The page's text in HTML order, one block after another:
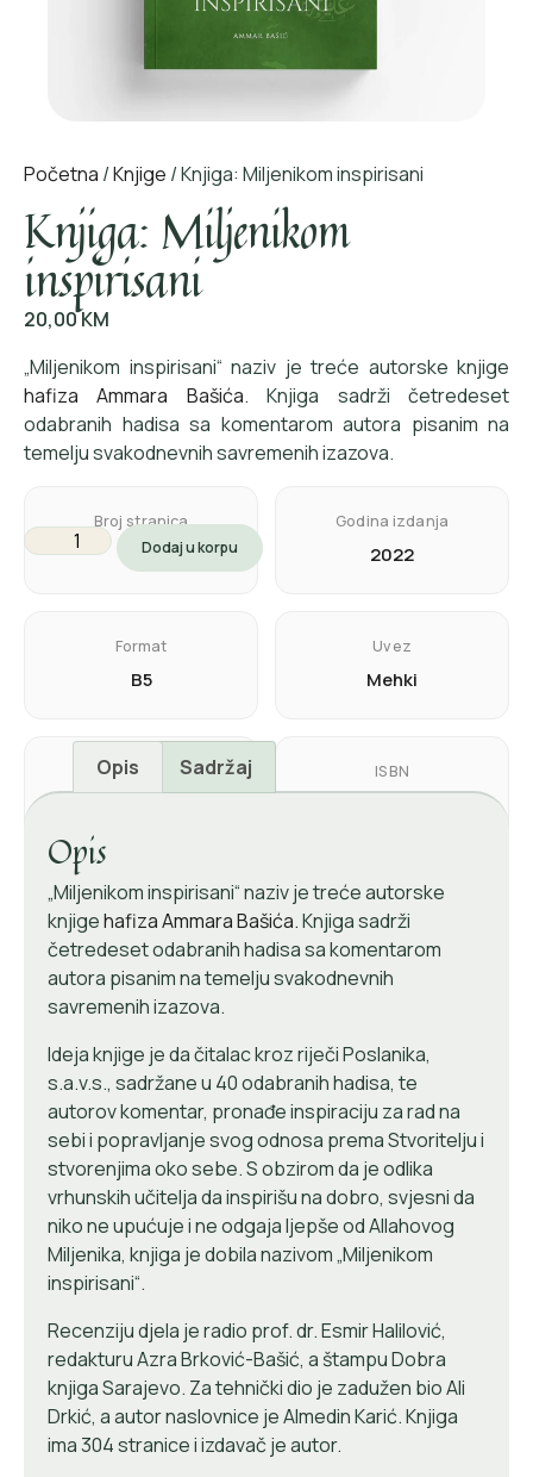
Početna /Knjige / Knjiga: Miljenikom inspirisani
Knjiga: Miljenikom
inspirisani
20,00KM
„Miljenikom inspirisani“ naziv je treće autorske knjige
hafiza Ammara Bašića. Knjiga sadrži četredeset
odabranih hadisa sa komentarom autora pisanim na
temelju svakodnevnih savremenih izazova.
Broj stranica
302
Godina izdanja
2022
Format
B5
Uvez
Mehki
Jezik ISBN
Dodaj u korpu
Opis Sadržaj
Opis
„Miljenikom inspirisani“ naziv je treće autorske
knjigehafiza Ammara Bašića.Knjiga sadrži
četredeset odabranih hadisa sa komentarom
autora pisanim na temelju svakodnevnih
savremenih izazova.
Ideja knjige je da čitalac kroz riječi Poslanika,
s.a.v.s., sadržane u 40 odabranih hadisa, te
autorov komentar, pronađe inspiraciju za rad na
sebi i popravljanje svog odnosa prema Stvoritelju i
stvorenjima oko sebe. S obzirom da je odlika
vrhunskih učitelja da inspirišu na dobro, svjesni da
niko ne upućuje i ne odgaja ljepše od Allahovog
Miljenika, knjiga je dobila nazivom „Miljenikom
inspirisani“.
Recenziju djela je radio prof. dr. Esmir Halilović,
redakturu Azra Brković-Bašić, a štampu Dobra
knjiga Sarajevo. Za tehnički dio je zadužen bio Ali
Drkić, a autor naslovnice je Almedin Karić. Knjiga
ima 304 stranice i izdavač je autor.